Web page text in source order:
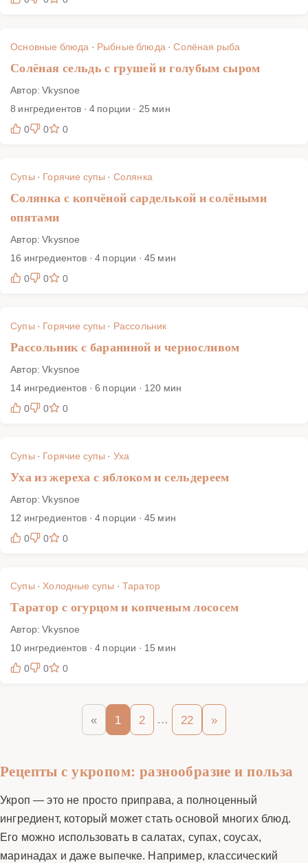
Основные блюда · Рыбные блюда·Солёная рыба
Солёная сельдь с грушей и голубым сыром
Автор: Vkysnoe
8 ингредиентов · 4 порции · 25 мин
0
0 0
Супы · Горячие супы · Солянка
Солянка с копчёной сарделькой и солёными
опятами
Автор: Vkysnoe
16 ингредиентов · 4 порции · 45 мин
0
0 0
Супы · Горячие супы · Рассольник
Рассольник с бараниной и черносливом
Автор: Vkysnoe
14 ингредиентов · 6 порции · 120 мин
0
0 0
Супы · Горячие супы · Уха
Уха из жереха с яблоком и сельдереем
Автор: Vkysnoe
12 ингредиентов · 4 порции · 45 мин
0
0 0
Супы ·Холодные супы · Таратор
Таратор с огурцом и копченым лососем
Автор: Vkysnoe
10 ингредиентов · 4 порции · 15 мин
0
0 0
« 1 2 … 22 »
Рецепты с укропом: разнообразие и польза
Укроп — это не просто приправа, а полноценный
ингредиент, который может стать основой многих блюд.
Его можно использовать в салатах, супах, соусах,
маринадах и даже выпечке. Например, классический